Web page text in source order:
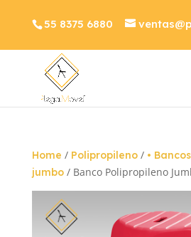
55 8375 6880
Home / Polipropileno/ • Bancos
jumbo/ Banco Polipropileno